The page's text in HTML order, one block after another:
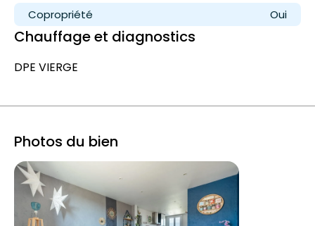
Copropriété
Oui
Chauffage et diagnostics
DPE VIERGE
Photos du bien